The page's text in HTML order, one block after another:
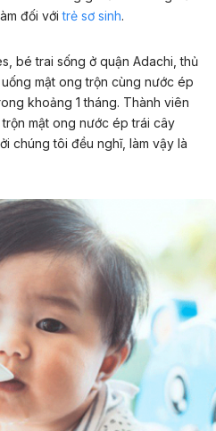
đối vớitrẻ sơ sinh.
bé trai sống ở quận Adachi, thủ
mật ong trộn cùng nước ép
khoảng 1 tháng. Thành viên
mật ong nước ép trái cây
chúng tôi đều nghĩ, làm vậy là